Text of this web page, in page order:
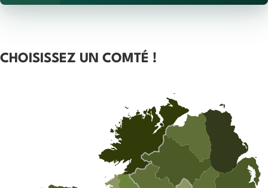
CHOISISSEZ UN COMTÉ !